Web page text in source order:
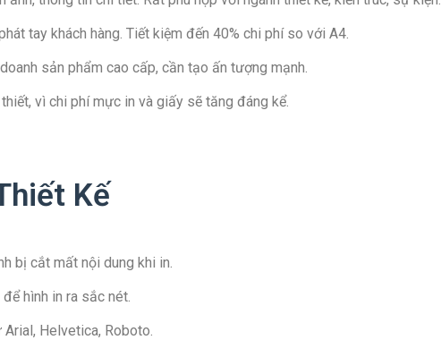
tay khách hàng. Tiết kiệm đến 40% chi phí so với A4.
sản phẩm cao cấp, cần tạo ấn tượng mạnh.
vì chi phí mực in và giấy sẽ tăng đáng kể.
Kế
bị cắt mất nội dung khi in.
hình in ra sắc nét.
Helvetica, Roboto.